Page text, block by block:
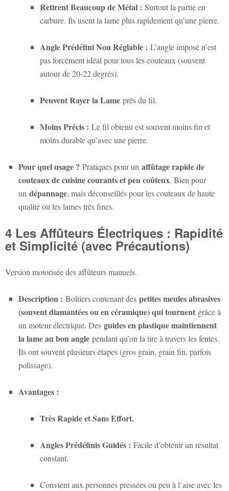
Retirent Beaucoup de Métal : Surtout la partie en
carbure. Ils usent la lame plus rapidement qu’une pierre.
Angle Prédéfini Non Réglable : L’angle imposé n’est
pas forcément idéal pour tous les couteaux (souvent
autour de 20-22 degrés).
Peuvent Rayer la Lame près du fil.
Moins Précis : Le fil obtenu est souvent moins fin et
moins durable qu’avec une pierre.
Pour quel usage ? Pratiques pour un affûtage rapide de
couteaux de cuisine courants et peu coûteux. Bien pour
un dépannage, mais déconseillés pour les couteaux de haute
qualité ou les lames très fines.
4 Les Affûteurs Électriques : Rapidité
et Simplicité (avec Précautions)
Version motorisée des affûteurs manuels.
Description : Boîtiers contenant des petites meules abrasives
(souvent diamantées ou en céramique) qui tournent grâce à
un moteur électrique. Des guides en plastique maintiennent
la lame au bon angle pendant qu’on la tire à travers les fentes.
Ils ont souvent plusieurs étapes (gros grain, grain fin, parfois
polissage).
Avantages :
Très Rapide et Sans Effort.
Angles Prédéfinis Guidés : Facile d’obtenir un résultat
constant.
Convient aux personnes pressées ou peu à l’aise avec les